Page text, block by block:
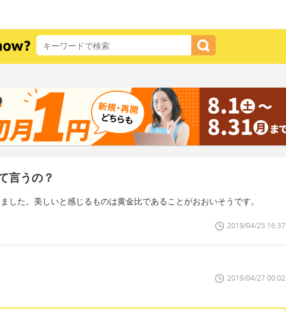
言うの？
した。美しいと感じるものは黄金比であることがおおいそうです。
2019/04/25 16:37
2019/04/27 00:02